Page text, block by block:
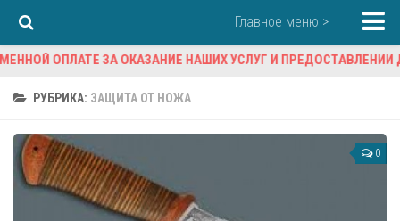
Главное меню >
Главная
О компании
Зоны обслуживания
Лицензии, страховки
Взаимодействие с УВД
ОПЛАТЕ ЗА ОКАЗАНИЕ НАШИХ УСЛУГ И ПРЕДОСТАВЛЕНИИ
РУБРИКА: ЗАЩИТА ОТ НОЖА
0